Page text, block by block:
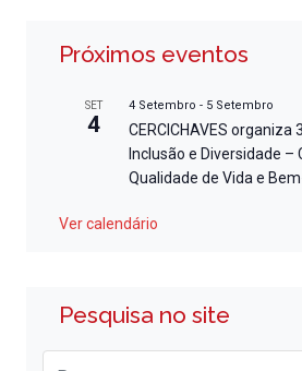
Próximos eventos
SET
4
4 Setembro - 5 Setembro
CERCICHAVES organiza
Inclusão e Diversidade –
Qualidade de Vida e
Ver calendário
Pesquisa no site